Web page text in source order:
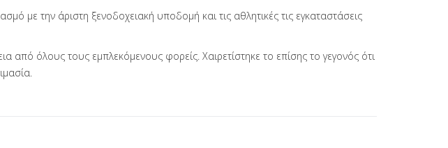
με την άριστη ξενοδοχειακή υποδομή και τις αθλητικές τις εγκαταστάσεις
από όλους τους εμπλεκόμενους φορείς. Χαιρετίστηκε το επίσης το γεγονός ότι